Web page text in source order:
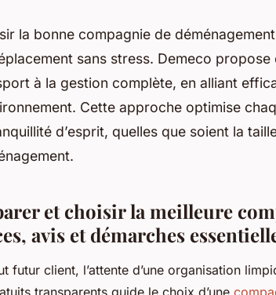
la bonne compagnie de
sans stress. Demeco
à la gestion complète, en alliant
Cette approche optimise
d’esprit, quelles que soient la
et choisir la meilleure
avis et démarches
futur client, l’attente d’une organisation
transparents guide le choix d’une